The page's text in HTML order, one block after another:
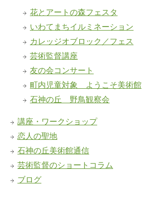
花とアートの森フェスタ
いわてまちイルミネーション
カレッジオブロック／フェス
芸術監督講座
友の会コンサート
町内児童対象 ようこそ美術館
石神の丘 野鳥観察会
講座・ワークショップ
恋人の聖地
石神の丘美術館通信
芸術監督のショートコラム
ブログ